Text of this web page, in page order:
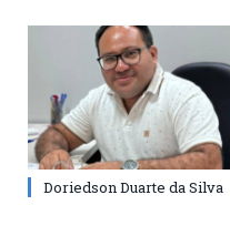
Doriedson Duarte da Silva